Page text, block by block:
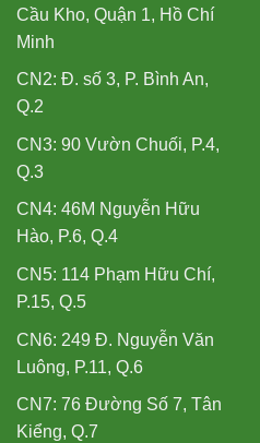
Cầu Kho, Quận 1, Hồ Chí
Minh
CN2: Đ. số 3, P. Bình An,
Q.2
CN3: 90 Vườn Chuối, P.4,
Q.3
CN4: 46M Nguyễn Hữu
Hào, P.6, Q.4
CN5: 114 Phạm Hữu Chí,
P.15, Q.5
CN6: 249 Đ. Nguyễn Văn
Luông, P.11, Q.6
CN7: 76 Đường Số 7, Tân
Kiểng, Q.7